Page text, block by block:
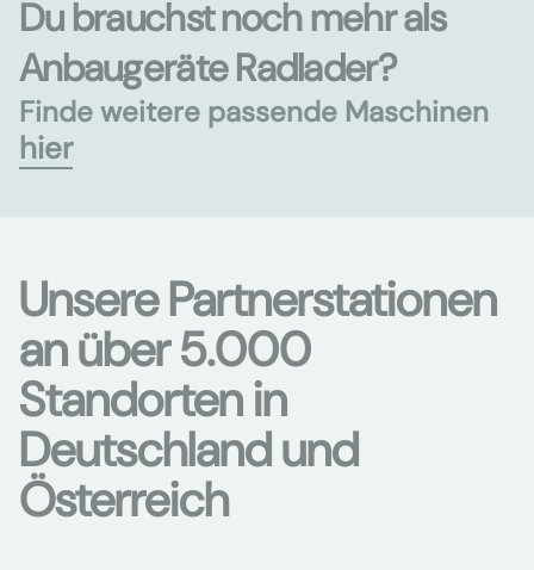
Du brauchst noch mehr als
Anbaugeräte Radlader?
Finde weitere passende Maschinen
hier
Unsere Partnerstationen
an über 5.000
Standorten in
Deutschland und
Österreich